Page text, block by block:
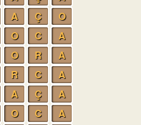
A Ç
O
O C
A
O R
A
R C
A
A Ç
A
O C
A